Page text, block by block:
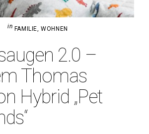
in FAMILIE,WOHNEN
2.0 –
Thomas
Hybrid „Pet